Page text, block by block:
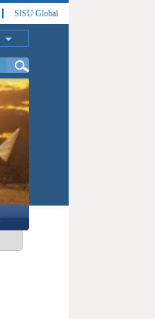
SISU Global